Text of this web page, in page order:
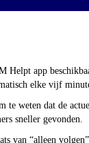
Helpt app
elke vijf
te weten dat de
sneller gevonden.
van “alleen